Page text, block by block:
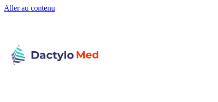
Aller au contenu